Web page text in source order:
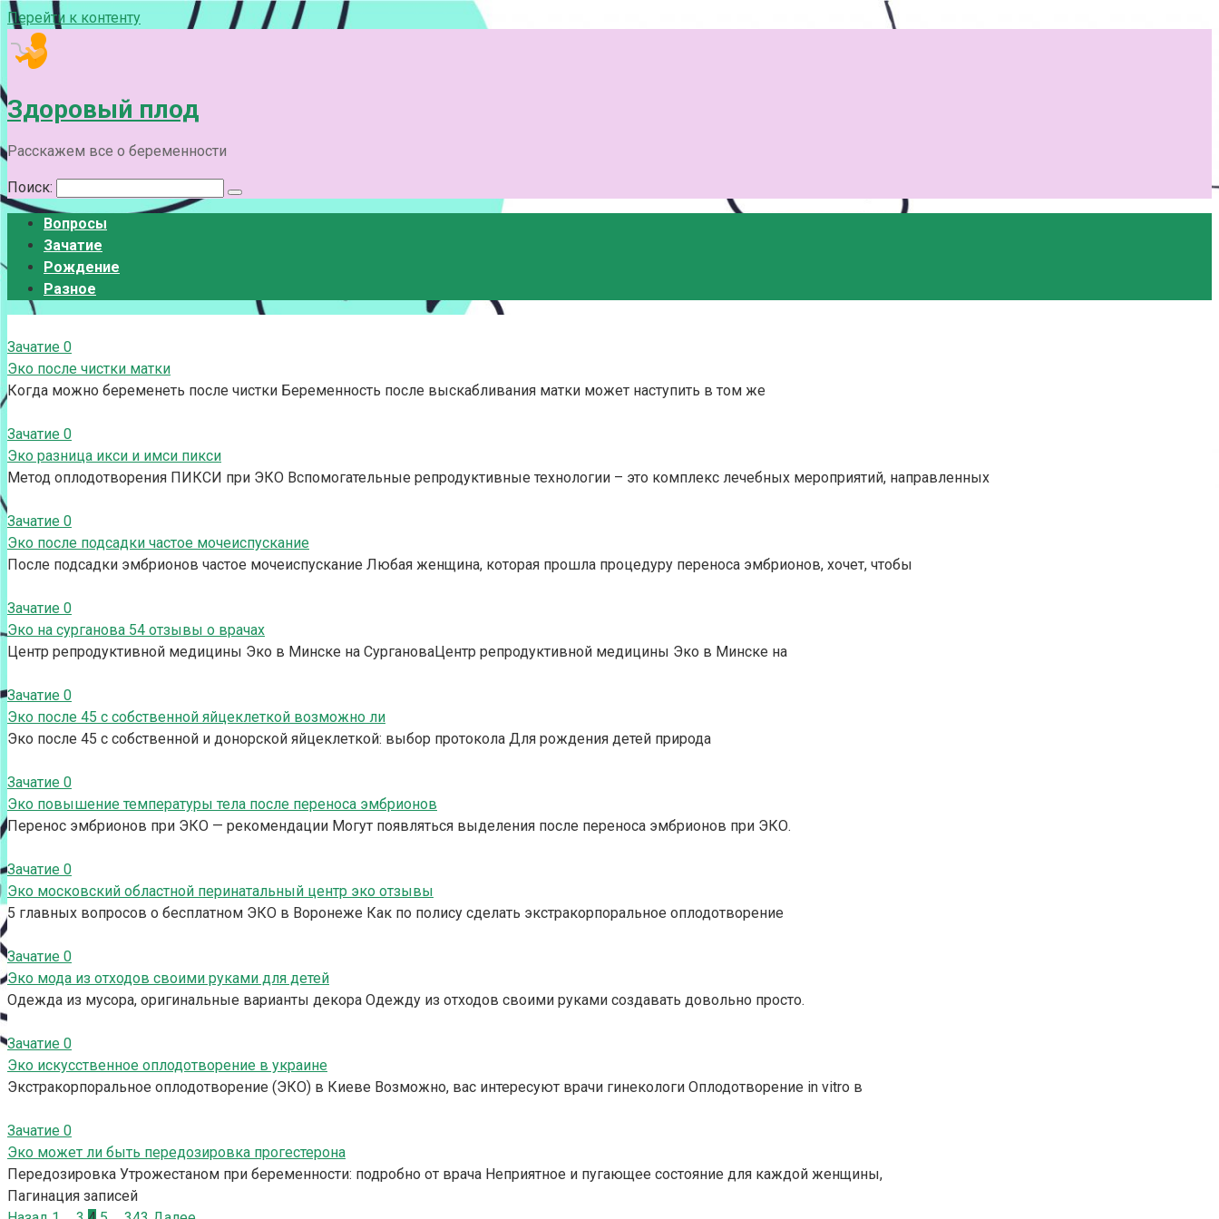
Перейти к контенту
Здоровый плод
Расскажем все о беременности
Поиск:
Вопросы
Зачатие
Рождение
Разное
Зачатие 0
Эко после чистки матки
Когда можно беременеть после чистки Беременность после выскабливания матки может наступить в том же
Зачатие 0
Эко разница икси и имси пикси
Метод оплодотворения ПИКСИ при ЭКО Вспомогательные репродуктивные технологии – это комплекс лечебных мероприятий, направленных
Зачатие 0
Эко после подсадки частое мочеиспускание
После подсадки эмбрионов частое мочеиспускание Любая женщина, которая прошла процедуру переноса эмбрионов, хочет, чтобы
Зачатие 0
Эко на сурганова 54 отзывы о врачах
Центр репродуктивной медицины Эко в Минске на СургановаЦентр репродуктивной медицины Эко в Минске на
Зачатие 0
Эко после 45 с собственной яйцеклеткой возможно ли
Эко после 45 с собственной и донорской яйцеклеткой: выбор протокола Для рождения детей природа
Зачатие 0
Эко повышение температуры тела после переноса эмбрионов
Перенос эмбрионов при ЭКО — рекомендации Могут появляться выделения после переноса эмбрионов при ЭКО.
Зачатие 0
Эко московский областной перинатальный центр эко отзывы
5 главных вопросов о бесплатном ЭКО в Воронеже Как по полису сделать экстракорпоральное оплодотворение
Зачатие 0
Эко мода из отходов своими руками для детей
Одежда из мусора, оригинальные варианты декора Одежду из отходов своими руками создавать довольно просто.
Зачатие 0
Эко искусственное оплодотворение в украине
Экстракорпоральное оплодотворение (ЭКО) в Киеве Возможно, вас интересуют врачи гинекологи Оплодотворение in vitro в
Зачатие 0
Эко может ли быть передозировка прогестерона
Передозировка Утрожестаном при беременности: подробно от врача Неприятное и пугающее состояние для каждой женщины,
Пагинация записей